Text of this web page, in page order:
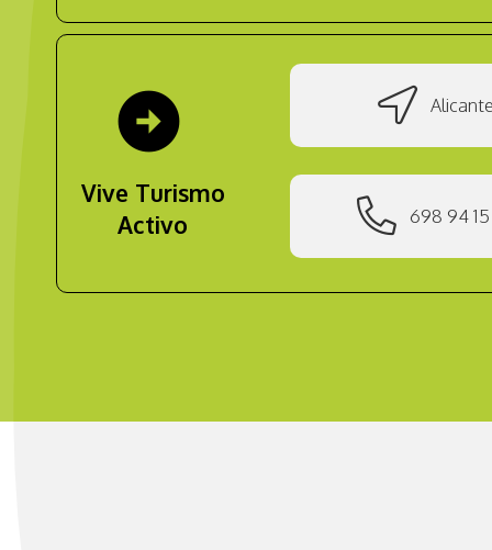
arrow_circle_right
Vive Turismo
Activo
Alicante
698 94